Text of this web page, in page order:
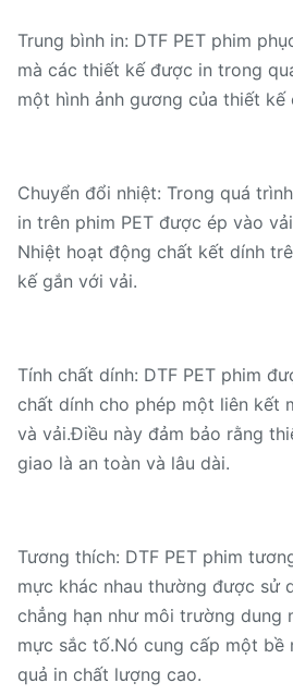
Trung bình in: DTF PET phim
mà các thiết kế được in trong
một hình ảnh gương của thiết kế
Chuyển đổi nhiệt: Trong quá
in trên phim PET được ép vào
Nhiệt hoạt động chất kết dính
kế gắn với vải.
Tính chất dính: DTF PET phim
chất dính cho phép một liên kết
và vải.Điều này đảm bảo rằng
giao là an toàn và lâu dài.
Tương thích: DTF PET phim
mực khác nhau thường được sử
chẳng hạn như môi trường dung
mực sắc tố.Nó cung cấp một bề
quả in chất lượng cao.